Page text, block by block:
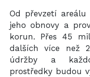
Od převzetí areálu
jeho obnovy a
korun. Přes 45
dalších více než
údržby a
prostředky budou